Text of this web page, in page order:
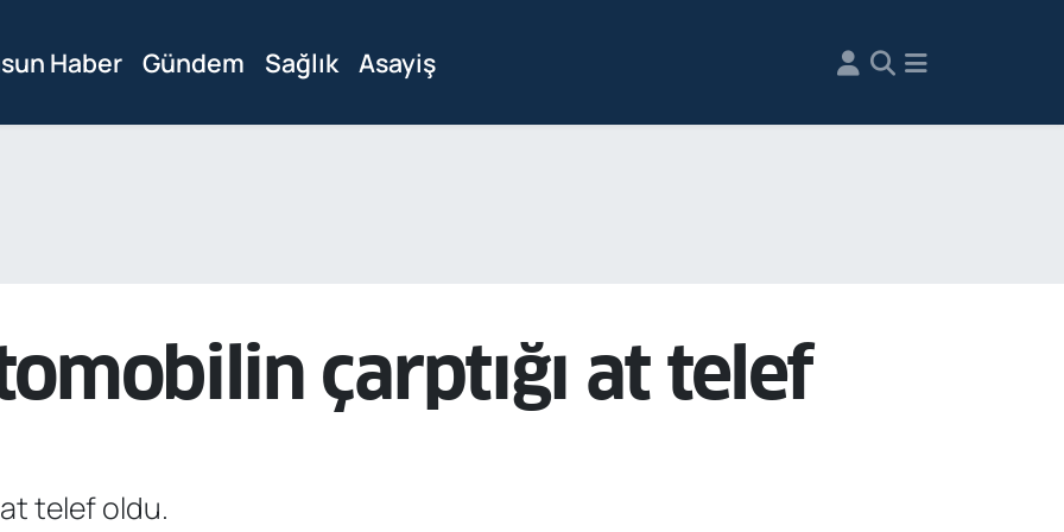
Haber Gündem Sağlık Asayiş
çarptığı at telef
telef oldu.